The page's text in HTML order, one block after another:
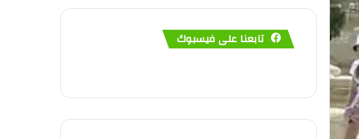
تابعنا على فيسبوك